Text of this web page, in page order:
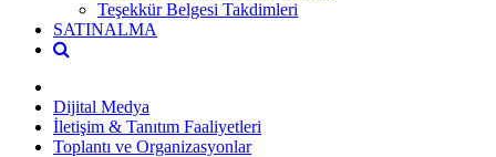
Teşekkür Belgesi Takdimleri
SATINALMA
Dijital Medya
İletişim & Tanıtım Faaliyetleri
Toplantı ve Organizasyonlar